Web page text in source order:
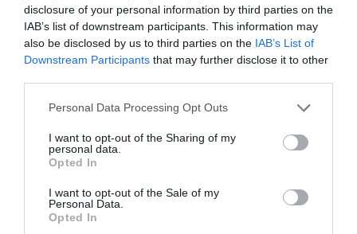
disclosure of your personal information by third parties on the
IAB’s list of downstream participants. This information may
also be disclosed by us to third parties on the IAB’s List of
Downstream Participants that may further disclose it to other
Personal Data Processing Opt Outs
I want to opt-out of the Sharing of my
personal data.
Opted In
I want to opt-out of the Sale of my
Personal Data.
Opted In
Το 2021 η Ελένη Κρεμαστιώτη, είχε
περιγράψει μεταξύ άλλων στο Marie Claire